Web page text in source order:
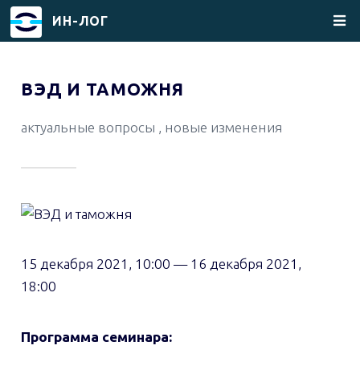
основному
ИН-ЛОГ
ВЭД И ТАМОЖНЯ
актуальные вопросы , новые изменения
15 декабря 2021, 10:00 — 16 декабря 2021,
18:00
Программа семинара: